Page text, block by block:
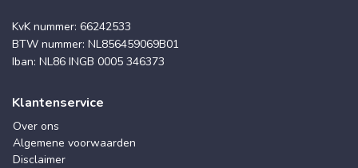
KvK nummer: 66242533
BTW nummer: NL856459069B01
Iban: NL86 INGB 0005 346373
Klantenservice
Over ons
Algemene voorwaarden
Disclaimer